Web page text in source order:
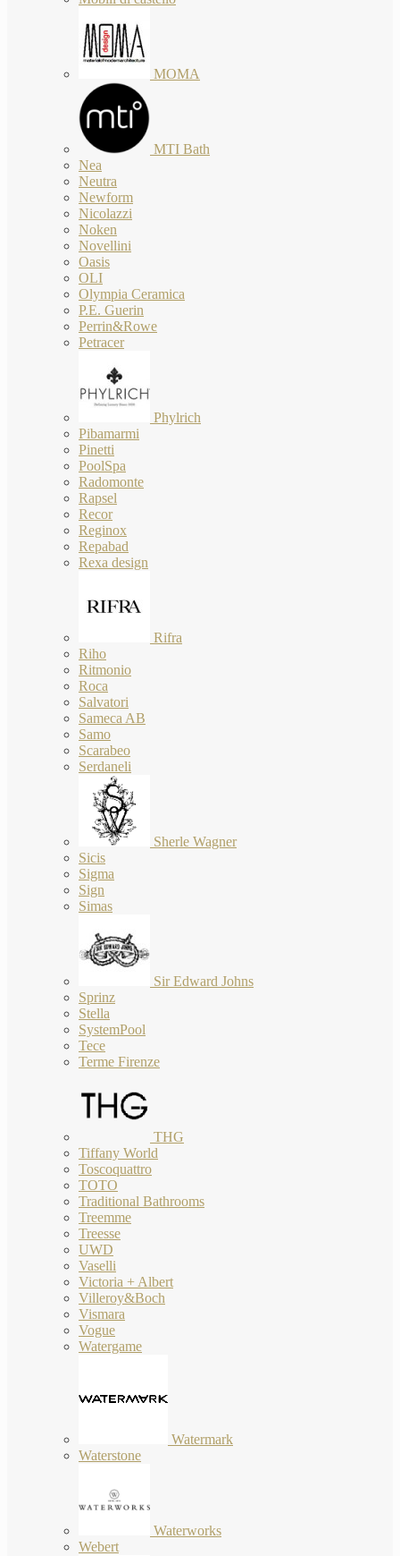
MOMA
MTI Bath
Nea
Neutra
Newform
Nicolazzi
Noken
Novellini
Oasis
OLI
Olympia Ceramica
P.E. Guerin
Perrin&Rowe
Petracer
Phylrich
Pibamarmi
Pinetti
PoolSpa
Radomonte
Rapsel
Recor
Reginox
Repabad
Rexa design
Rifra
Riho
Ritmonio
Roca
Salvatori
Sameca AB
Samo
Scarabeo
Serdaneli
Sherle Wagner
Sicis
Sigma
Sign
Simas
Sir Edward Johns
Sprinz
Stella
SystemPool
Tece
Terme Firenze
THG
Tiffany World
Toscoquattro
TOTO
Traditional Bathrooms
Treemme
Treesse
UWD
Vaselli
Victoria + Albert
Villeroy&Boch
Vismara
Vogue
Watergame
Watermark
Waterstone
Waterworks
Webert